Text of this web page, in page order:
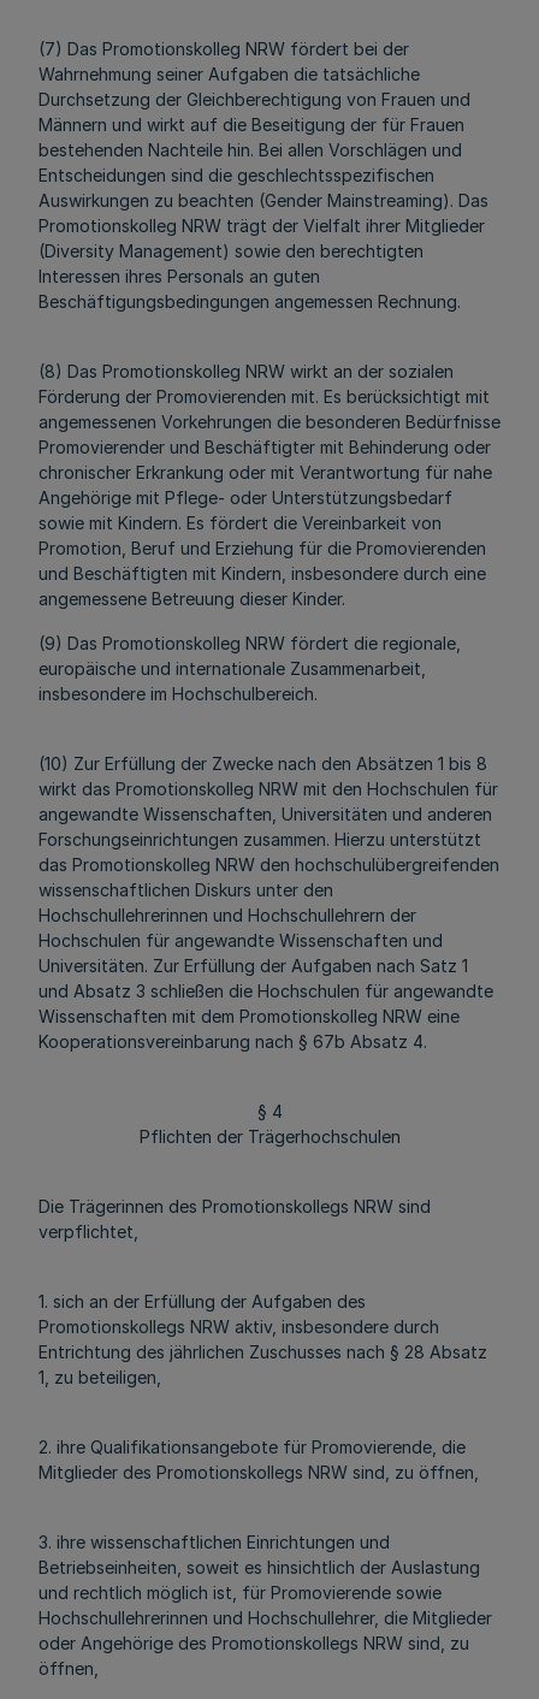
(7) Das Promotionskolleg NRW fördert bei der
Wahrnehmung seiner Aufgaben die tatsächliche
Durchsetzung der Gleichberechtigung von Frauen und
Männern und wirkt auf die Beseitigung der für Frauen
bestehenden Nachteile hin. Bei allen Vorschlägen und
Entscheidungen sind die geschlechtsspezifischen
Auswirkungen zu beachten (Gender Mainstreaming). Das
Promotionskolleg NRW trägt der Vielfalt ihrer Mitglieder
(Diversity Management) sowie den berechtigten
Interessen ihres Personals an guten
Beschäftigungsbedingungen angemessen Rechnung.
(8) Das Promotionskolleg NRW wirkt an der sozialen
Förderung der Promovierenden mit. Es berücksichtigt mit
angemessenen Vorkehrungen die besonderen Bedürfnisse
Promovierender und Beschäftigter mit Behinderung oder
chronischer Erkrankung oder mit Verantwortung für nahe
Angehörige mit Pflege- oder Unterstützungsbedarf
sowie mit Kindern. Es fördert die Vereinbarkeit von
Promotion, Beruf und Erziehung für die Promovierenden
und Beschäftigten mit Kindern, insbesondere durch eine
angemessene Betreuung dieser Kinder.
(9) Das Promotionskolleg NRW fördert die regionale,
europäische und internationale Zusammenarbeit,
insbesondere im Hochschulbereich.
(10) Zur Erfüllung der Zwecke nach den Absätzen 1 bis 8
wirkt das Promotionskolleg NRW mit den Hochschulen für
angewandte Wissenschaften, Universitäten und anderen
Forschungseinrichtungen zusammen. Hierzu unterstützt
das Promotionskolleg NRW den hochschulübergreifenden
wissenschaftlichen Diskurs unter den
Hochschullehrerinnen und Hochschullehrern der
Hochschulen für angewandte Wissenschaften und
Universitäten. Zur Erfüllung der Aufgaben nach Satz 1
und Absatz 3 schließen die Hochschulen für angewandte
Wissenschaften mit dem Promotionskolleg NRW eine
Kooperationsvereinbarung nach § 67b Absatz 4.
§ 4
Pflichten der Trägerhochschulen
Die Trägerinnen des Promotionskollegs NRW sind
verpflichtet,
1. sich an der Erfüllung der Aufgaben des
Promotionskollegs NRW aktiv, insbesondere durch
Entrichtung des jährlichen Zuschusses nach § 28 Absatz
1, zu beteiligen,
2. ihre Qualifikationsangebote für Promovierende, die
Mitglieder des Promotionskollegs NRW sind, zu öffnen,
3. ihre wissenschaftlichen Einrichtungen und
Betriebseinheiten, soweit es hinsichtlich der Auslastung
und rechtlich möglich ist, für Promovierende sowie
Hochschullehrerinnen und Hochschullehrer, die Mitglieder
oder Angehörige des Promotionskollegs NRW sind, zu
öffnen,